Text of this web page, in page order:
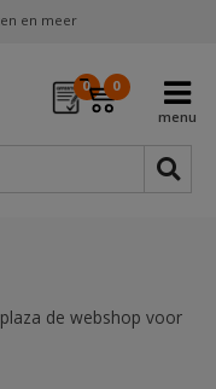
en meer
0 0
de webshop voor